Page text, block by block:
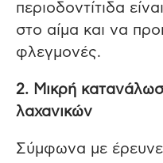
περιοδοντίτιδα
στο αίμα και να
φλεγμονές.
2. Μικρή
λαχανικών
Σύμφωνα με